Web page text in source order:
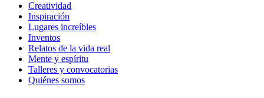
Creatividad
Inspiración
Lugares increíbles
Inventos
Relatos de la vida real
Mente y espíritu
Talleres y convocatorias
Quiénes somos